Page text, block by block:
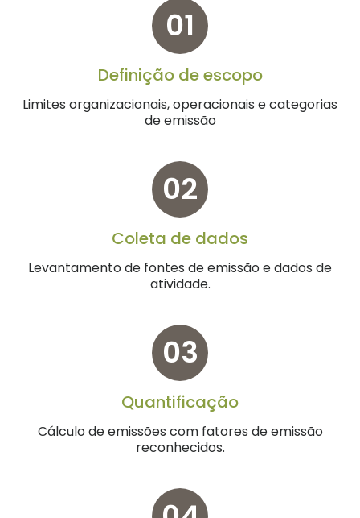
01
Definição de escopo
Limites organizacionais, operacionais e categorias
de emissão
02
Coleta de dados
Levantamento de fontes de emissão e dados de
atividade.
03
Quantificação
Cálculo de emissões com fatores de emissão
reconhecidos.